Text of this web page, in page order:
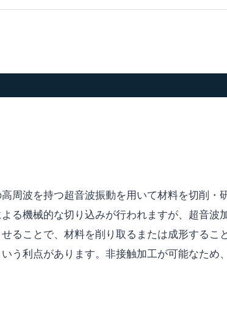
周波を持つ超音波振動を用いて材料を切削・
る機械的な切り込みが行われますが、超音波
ることで、材料を削り取るまたは成形するこ
う利点があります。非接触加工が可能なため